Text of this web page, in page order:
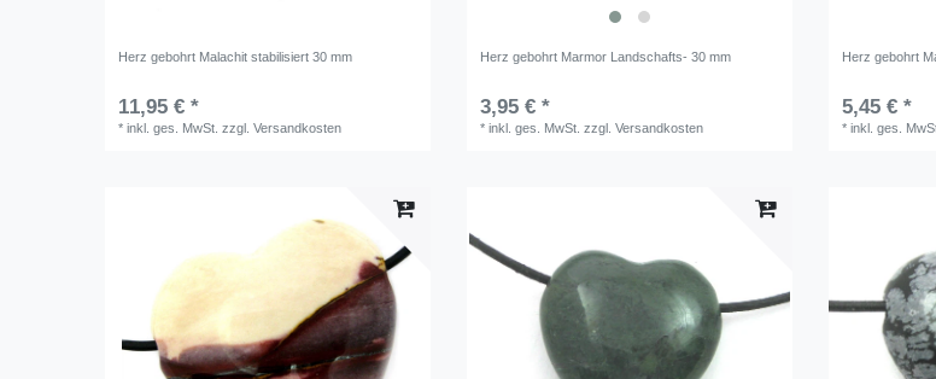
Herz gebohrt Malachit stabilisiert 30 mm
11,95 € *
*inkl. ges. MwSt. zzgl.Versandkosten
Herz gebohrt Marmor Landschafts- 30 mm
3,95 € *
*inkl. ges. MwSt. zzgl.Versandkosten
Herz gebohrt
5,45 € *
*inkl. ges.